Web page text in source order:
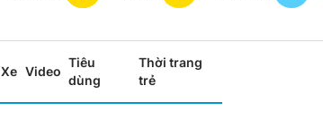
Xe Video
Tiêu
dùng
Thời trang
trẻ